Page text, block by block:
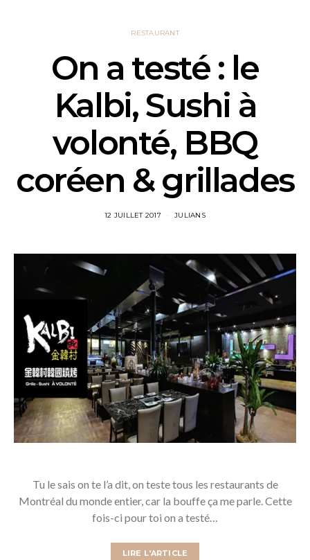
RESTAURANT
On a testé : le
Kalbi, Sushi à
volonté, BBQ
coréen & grillades
12 JUILLET 2017 JULIANS
Tu le sais on te l’a dit, on teste tous les restaurants de
Montréal du monde entier, car la bouffe ça me parle. Cette
fois-ci pour toi on a testé…
LIRE L'ARTICLE